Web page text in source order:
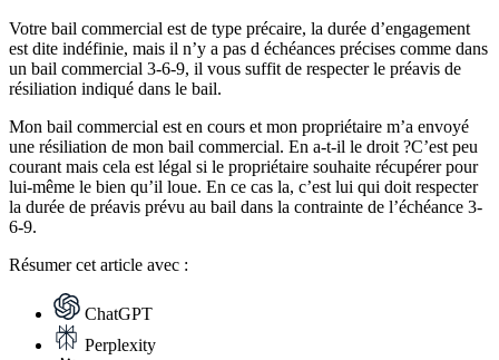
Votre bail commercial est de type précaire, la durée d’engagement
est dite indéfinie, mais il n’y a pas d échéances précises comme dans
un bail commercial 3-6-9, il vous suffit de respecter le préavis de
résiliation indiqué dans le bail.
Mon bail commercial est en cours et mon propriétaire m’a envoyé
une résiliation de mon bail commercial. En a-t-il le droit ?C’est peu
courant mais cela est légal si le propriétaire souhaite récupérer pour
lui-même le bien qu’il loue. En ce cas la, c’est lui qui doit respecter
la durée de préavis prévu au bail dans la contrainte de l’échéance 3-
6-9.
Résumercet article avec :
ChatGPT
Perplexity